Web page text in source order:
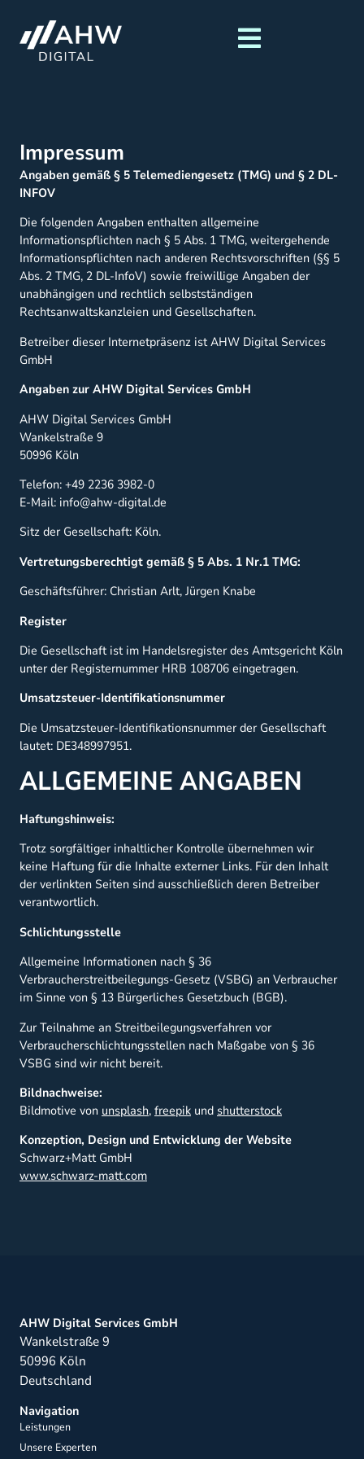
Impressum
Angaben gemäß § 5 Telemediengesetz (TMG) und § 2 DL-
INFOV
Die folgenden Angaben enthalten allgemeine
Informationspflichten nach § 5 Abs. 1 TMG, weitergehende
Informationspflichten nach anderen Rechtsvorschriften (§§ 5
Abs. 2 TMG, 2 DL-InfoV) sowie freiwillige Angaben der
unabhängigen und rechtlich selbstständigen
Rechtsanwaltskanzleien und Gesellschaften.
Betreiber dieser Internetpräsenz ist AHW Digital Services
GmbH
Angaben zur AHW Digital Services GmbH
AHW Digital Services GmbH
Wankelstraße 9
50996 Köln
Telefon: +49 2236 3982-0
E-Mail: info@ahw-digital.de
Sitz der Gesellschaft: Köln.
Vertretungsberechtigt gemäß § 5 Abs. 1 Nr.1 TMG:
Geschäftsführer: Christian Arlt, Jürgen Knabe
Register
Die Gesellschaft ist im Handelsregister des Amtsgericht Köln
unter der Registernummer HRB 108706 eingetragen.
Umsatzsteuer-Identifikationsnummer
Die Umsatzsteuer-Identifikationsnummer der Gesellschaft
lautet: DE348997951.
ALLGEMEINE ANGABEN
Haftungshinweis:
Trotz sorgfältiger inhaltlicher Kontrolle übernehmen wir
keine Haftung für die Inhalte externer Links. Für den Inhalt
der verlinkten Seiten sind ausschließlich deren Betreiber
verantwortlich.
Schlichtungsstelle
Allgemeine Informationen nach § 36
Verbraucherstreitbeilegungs-Gesetz (VSBG) an Verbraucher
im Sinne von § 13 Bürgerliches Gesetzbuch (BGB).
Zur Teilnahme an Streitbeilegungsverfahren vor
Verbraucherschlichtungsstellen nach Maßgabe von § 36
VSBG sind wir nicht bereit.
Bildnachweise:
Bildmotive von unsplash, freepik und shutterstock
Konzeption, Design und Entwicklung der Website
Schwarz+Matt GmbH
www.schwarz-matt.com
AHW Digital Services GmbH
Wankelstraße 9
50996 Köln
Deutschland
Navigation
Leistungen
Unsere Experten